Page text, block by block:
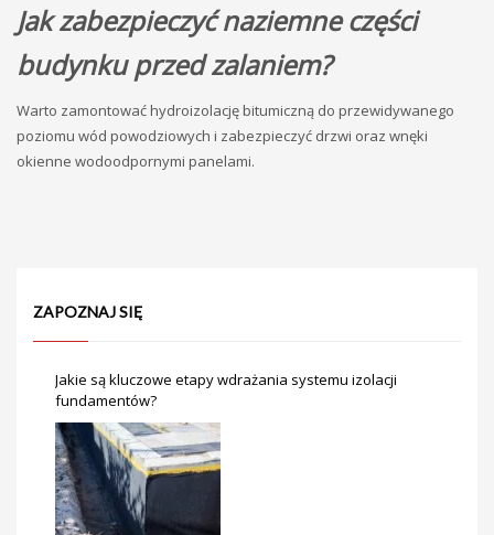
Jak zabezpieczyć naziemne części
budynku przed zalaniem?
Warto zamontować hydroizolację bitumiczną do przewidywanego
poziomu wód powodziowych i zabezpieczyć drzwi oraz wnęki
okienne wodoodpornymi panelami.
ZAPOZNAJ SIĘ
Jakie są kluczowe etapy wdrażania systemu izolacji
fundamentów?